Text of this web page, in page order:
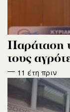
Παράταση
τους
11 έτη πριν